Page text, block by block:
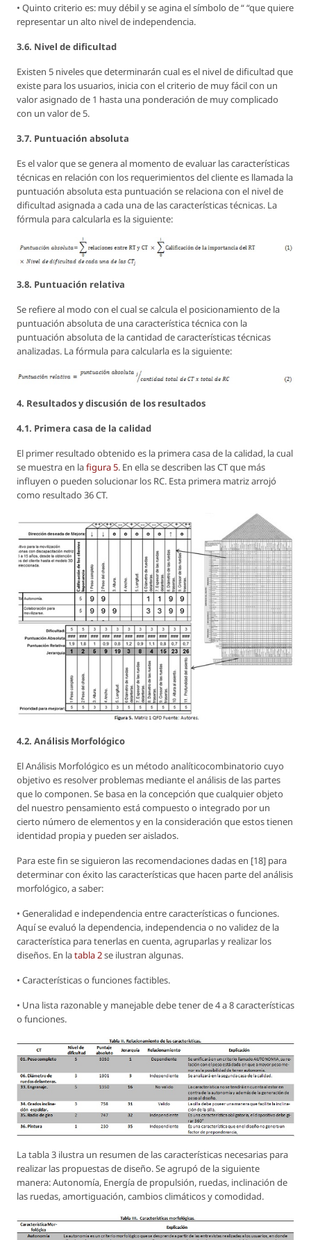
• Quinto criterio es: muy débil y se agina el símbolo de “ “que quiere
representar un alto nivel de independencia.
3.6. Nivel de dificultad
Existen 5 niveles que determinarán cual es el nivel de dificultad que
existe para los usuarios, inicia con el criterio de muy fácil con un
valor asignado de 1 hasta una ponderación de muy complicado
con un valor de 5.
3.7. Puntuación absoluta
Es el valor que se genera al momento de evaluar las características
técnicas en relación con los requerimientos del cliente es llamada la
puntuación absoluta esta puntuación se relaciona con el nivel de
dificultad asignada a cada una de las características técnicas. La
fórmula para calcularla es la siguiente:
3.8. Puntuación relativa
Se refiere al modo con el cual se calcula el posicionamiento de la
puntuación absoluta de una característica técnica con la
puntuación absoluta de la cantidad de características técnicas
analizadas. La fórmula para calcularla es la siguiente:
4. Resultados y discusión de los resultados
4.1. Primera casa de la calidad
El primer resultado obtenido es la primera casa de la calidad, la cual
se muestra en lafigura 5. En ella se describen las CT que más
influyen o pueden solucionar los RC. Esta primera matriz arrojó
como resultado 36 CT.
4.2. Análisis Morfológico
El Análisis Morfológico es un método analíticocombinatorio cuyo
objetivo es resolver problemas mediante el análisis de las partes
que lo componen. Se basa en la concepción que cualquier objeto
del nuestro pensamiento está compuesto o integrado por un
cierto número de elementos y en la consideración que estos tienen
identidad propia y pueden ser aislados.
Para este fin se siguieron las recomendaciones dadas en [18] para
determinar con éxito las características que hacen parte del análisis
morfológico, a saber:
• Generalidad e independencia entre características o funciones.
Aquí se evaluó la dependencia, independencia o no validez de la
característica para tenerlas en cuenta, agruparlas y realizar los
diseños. En latabla 2se ilustran algunas.
• Características o funciones factibles.
• Una lista razonable y manejable debe tener de 4 a 8 características
o funciones.
La tabla 3 ilustra un resumen de las características necesarias para
realizar las propuestas de diseño. Se agrupó de la siguiente
manera: Autonomía, Energía de propulsión, ruedas, inclinación de
las ruedas, amortiguación, cambios climáticos y comodidad.